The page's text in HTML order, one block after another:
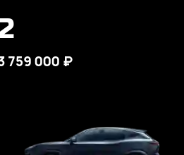
759 000 ₽